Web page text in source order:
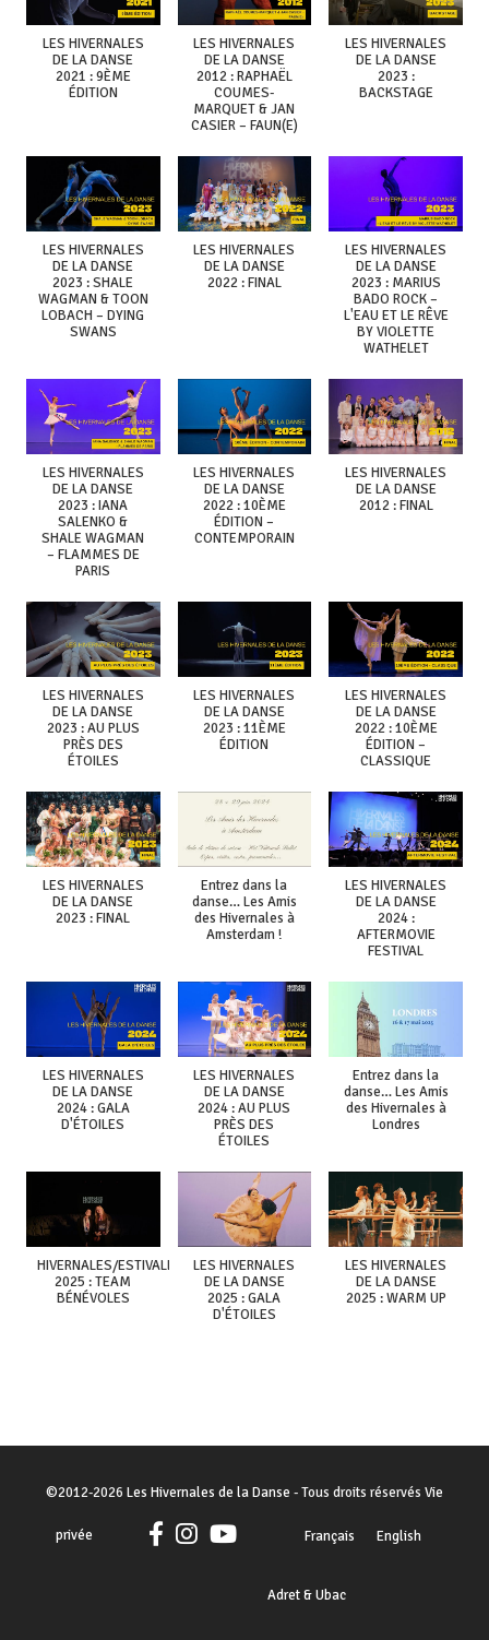
LES HIVERNALES
DE LA DANSE
2021 : 9ÈME
ÉDITION
LES HIVERNALES
DE LA DANSE
2012 : RAPHAËL
COUMES-
MARQUET & JAN
CASIER – FAUN(E)
LES HIVERNALES
DE LA DANSE
2023 :
BACKSTAGE
LES HIVERNALES
DE LA DANSE
2023 : SHALE
WAGMAN & TOON
LOBACH – DYING
SWANS
LES HIVERNALES
DE LA DANSE
2022 : FINAL
LES HIVERNALES
DE LA DANSE
2023 : MARIUS
BADO ROCK –
L'EAU ET LE RÊVE
BY VIOLETTE
WATHELET
LES HIVERNALES
DE LA DANSE
2023 : IANA
SALENKO &
SHALE WAGMAN
– FLAMMES DE
PARIS
LES HIVERNALES
DE LA DANSE
2022 : 10ÈME
ÉDITION –
CONTEMPORAIN
LES HIVERNALES
DE LA DANSE
2012 : FINAL
LES HIVERNALES
DE LA DANSE
2023 : AU PLUS
PRÈS DES
ÉTOILES
LES HIVERNALES
DE LA DANSE
2023 : 11ÈME
ÉDITION
LES HIVERNALES
DE LA DANSE
2022 : 10ÈME
ÉDITION –
CLASSIQUE
LES HIVERNALES
DE LA DANSE
2023 : FINAL
Entrez dans la
danse… Les Amis
des Hivernales à
Amsterdam !
LES HIVERNALES
DE LA DANSE
2024 :
AFTERMOVIE
FESTIVAL
LES HIVERNALES
DE LA DANSE
2024 : GALA
D'ÉTOILES
LES HIVERNALES
DE LA DANSE
2024 : AU PLUS
PRÈS DES
ÉTOILES
Entrez dans la
danse… Les Amis
des Hivernales à
Londres
HIVERNALES/ESTIVALES
2025 : TEAM
BÉNÉVOLES
LES HIVERNALES
DE LA DANSE
2025 : GALA
D'ÉTOILES
LES HIVERNALES
DE LA DANSE
2025 : WARM UP
©2012-2026 Les Hivernales de la Danse - Tous droits réservés Vie
privée Français English
Adret & Ubac